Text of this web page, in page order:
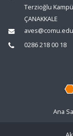
Terzioğlu
ÇANAKKALE
0286 218 00 18
Ana